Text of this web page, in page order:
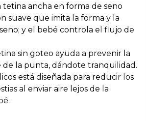
ancha en forma de seno
suave que imita la forma y la
y el bebé controla el flujo de
sin goteo ayuda a prevenir la
de la punta, dándote tranquilidad.
está diseñada para reducir los
al enviar aire lejos de la